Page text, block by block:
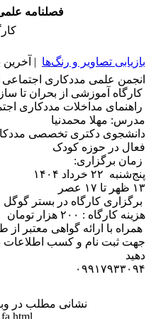
فصلنامه
بازیابی تصاویر و رنگ‌ها | آخرین
انجمن علمی مددکاری اجتماعی
کارگاه آموزشی از بحران تا
راهنمای مداخلات مددکاری
مدرس: مهلا محمدنیا
دانشجوی دکتری تخصصی
فعال در حوزه کودک
زمان برگزاری:
پنج‌شنبه ۲۲ خرداد ۱۴۰۴
۱۳ ظهر تا ۱۷ عصر
برگزاری کارگاه در بستر
هزینه کارگاه : ۲۰۰ هزار تومان
همراه با ارائه گواهی معتبر
جهت ثبت نام و کسب اطلاعات
دهید
۰۹۹۱۷۹۳۳۰۹۴
نشانی مطلب در